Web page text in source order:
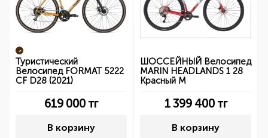
Туристический
Велосипед FORMAT 5222
CF D28 (2021)
619 000 тг
В корзину
ШОССЕЙНЫЙ Велосипед
MARIN HEADLANDS 1 28
Красный М
1 399 400тг
В корзину